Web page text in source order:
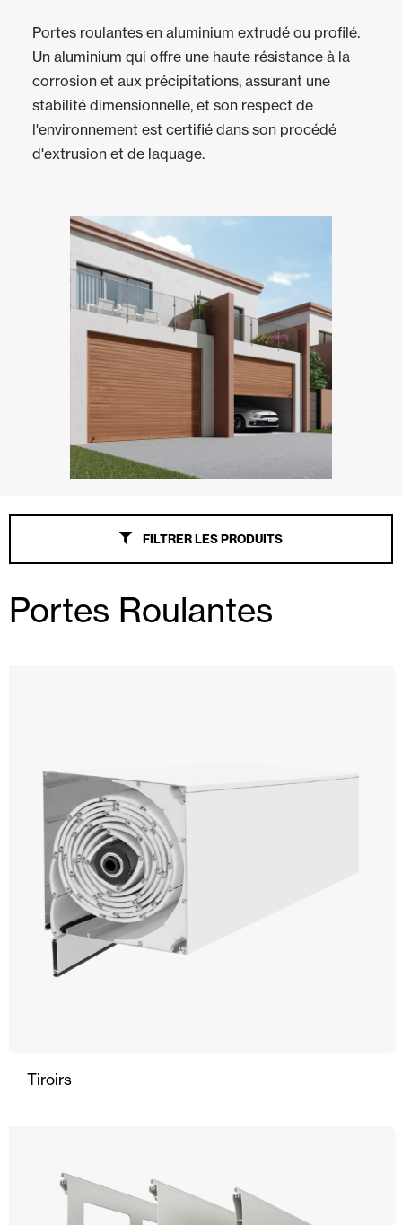
Portes roulantes en aluminium extrudé ou profilé.
Un aluminium qui offre une haute résistance à la
corrosion et aux précipitations, assurant une
stabilité dimensionnelle, et son respect de
l'environnement est certifié dans son procédé
d'extrusion et de laquage.
Panneaux muraux et plafonds
FILTRER LES PRODUITS
Portes Roulantes
Tiroirs